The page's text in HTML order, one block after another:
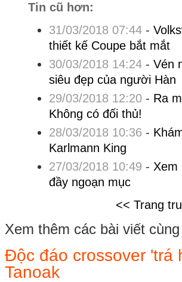
Tin cũ hơn:
31/03/2018 07:44-
thiết kế Coupe bắt mắt
30/03/2018 14:24- Vén
siêu đẹp của người Hàn
29/03/2018 12:20- Ra
Không có đối thủ!
28/03/2018 10:36 -
Karlmann King
27/03/2018 10:49 - Xem
đầy ngoạn mục
<< Trang
Xem thêm các bài viết
Độc đáo crossover 'trá
Tanoak